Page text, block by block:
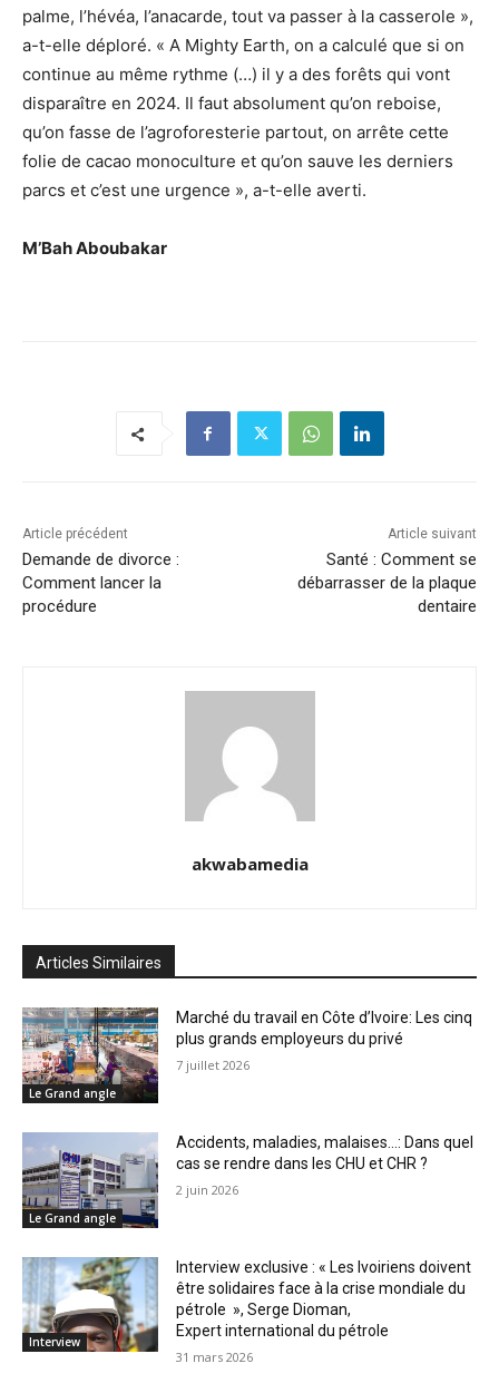
palme, l’hévéa, l’anacarde, tout va passer à la casserole »,
a-t-elle déploré. « A Mighty Earth, on a calculé que si on
continue au même rythme (…) il y a des forêts qui vont
disparaître en 2024. Il faut absolument qu’on reboise,
qu’on fasse de l’agroforesterie partout, on arrête cette
folie de cacao monoculture et qu’on sauve les derniers
parcs et c’est une urgence », a-t-elle averti.
M’Bah Aboubakar
Article précédent
Demande de divorce :
Comment lancer la
procédure
Article suivant
Santé : Comment se
débarrasser de la plaque
dentaire
akwabamedia
Articles Similaires
Le Grand angle
Marché du travail en Côte d’Ivoire: Les cinq
plus grands employeurs du privé
7 juillet 2026
Le Grand angle
Accidents, maladies, malaises…: Dans quel
cas se rendre dans les CHU et CHR ?
2 juin 2026
Interview
Interview exclusive : « Les Ivoiriens doivent
être solidaires face à la crise mondiale du
pétrole », Serge Dioman,
Expert international du pétrole
31 mars 2026